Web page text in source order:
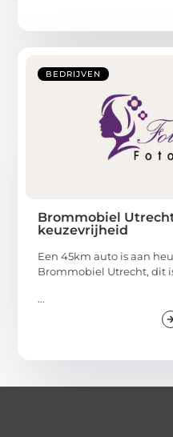
BEDRIJVEN
Brommobiel
keuzevrijheid
Een 45km auto is aan
Brommobiel Utrecht, dit
...